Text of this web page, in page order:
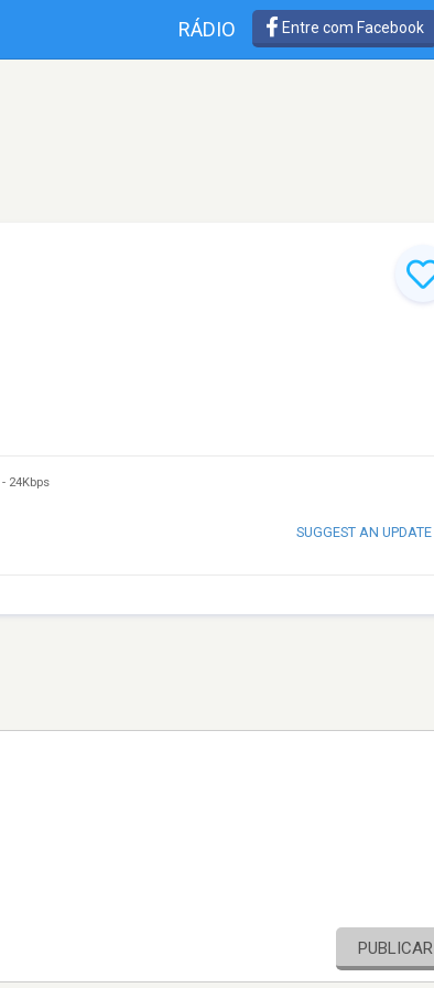
RÁDIO Entre com Facebook
- 24Kbps
SUGGEST AN UPDATE
PUBLICAR